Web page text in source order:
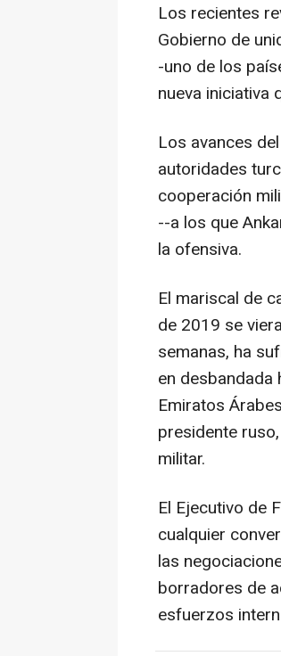
Los recientes
Gobierno de
-uno de los
nueva iniciativa
Los avances
autoridades
cooperación
--a los que
la ofensiva.
El mariscal de
de 2019 se
semanas, ha
en desbandada
Emiratos
presidente
militar.
El Ejecutivo de
cualquier
las
borradores de
esfuerzos